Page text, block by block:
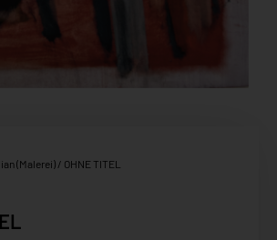
(Malerei) / OHNE TITEL